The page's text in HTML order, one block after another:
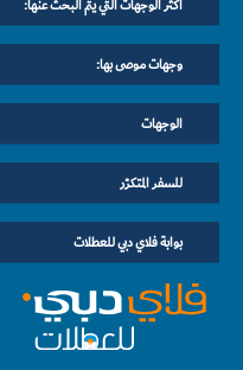
أكثر الوجهات التي يتم البحث عنها:
وجهات موصى بها:
الوجهات
للسفر المتكرّر
بوابة فلاي دبي للعطلات